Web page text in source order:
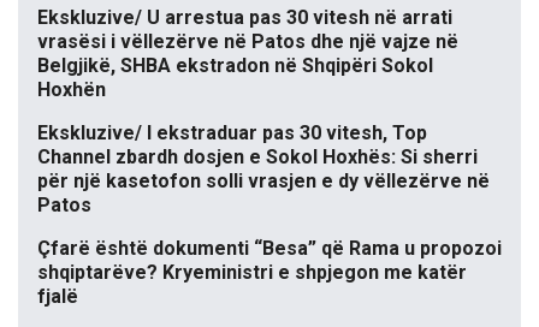
Ekskluzive/ U arrestua pas 30 vitesh në arrati
vrasësi i vëllezërve në Patos dhe një vajze në
Belgjikë, SHBA ekstradon në Shqipëri Sokol
Hoxhën
Ekskluzive/ I ekstraduar pas 30 vitesh, Top
Channel zbardh dosjen e Sokol Hoxhës: Si sherri
për një kasetofon solli vrasjen e dy vëllezërve në
Patos
Çfarë është dokumenti “Besa” që Rama u propozoi
shqiptarëve? Kryeministri e shpjegon me katër
fjalë